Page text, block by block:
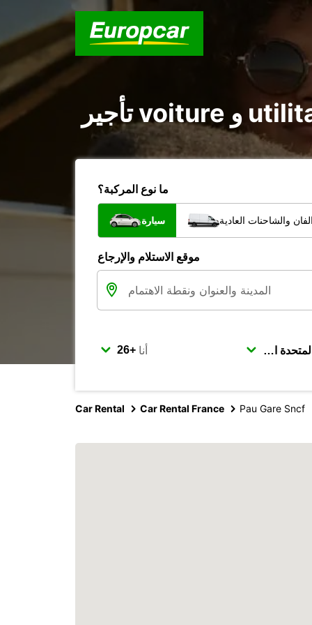
ما نوع المركبة؟
سيارة والشاحنات العادية
موقع الاستلام والإرجاع
أنا
Car Rental Car Rental France Pau Gare Sncf